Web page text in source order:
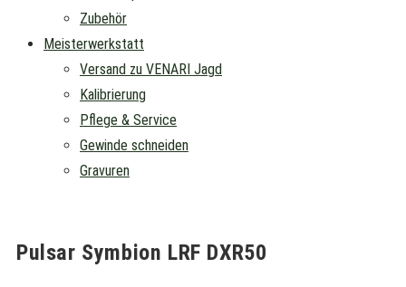
Zubehör
Meisterwerkstatt
Versand zu VENARI Jagd
Kalibrierung
Pflege & Service
Gewinde schneiden
Gravuren
Pulsar Symbion LRF DXR50